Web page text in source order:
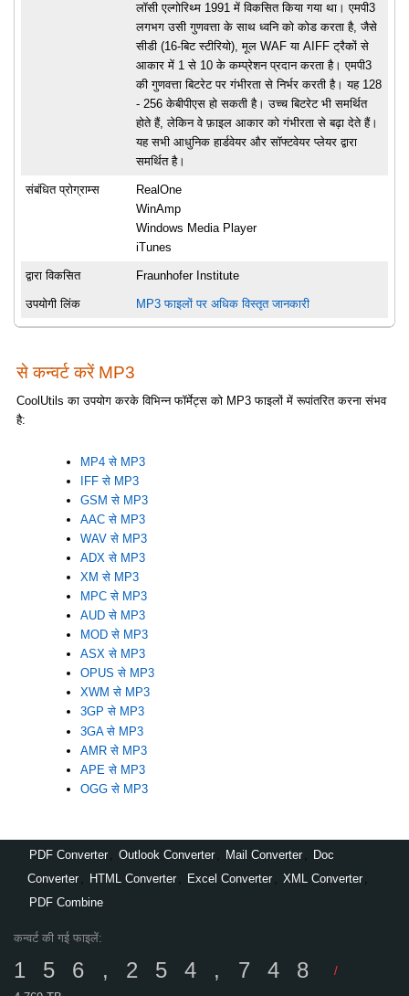
लॉसी एल्गोरिथ्म 1991 में विकसित किया गया था। एमपी3
लगभग उसी गुणवत्ता के साथ ध्वनि को कोड करता है, जैसे
सीडी (16-बिट स्टीरियो), मूल WAF या AIFF ट्रैकों से
आकार में 1 से 10 के कम्प्रेशन प्रदान करता है। एमपी3
की गुणवत्ता बिटरेट पर गंभीरता से निर्भर करती है। यह 128
- 256 केबीपीएस हो सकती है। उच्च बिटरेट भी समर्थित
होते हैं, लेकिन वे फ़ाइल आकार को गंभीरता से बढ़ा देते हैं।
यह सभी आधुनिक हार्डवेयर और सॉफ्टवेयर प्लेयर द्वारा
समर्थित है।
संबंधित प्रोग्राम्स
RealOne
WinAmp
Windows Media Player
iTunes
द्वारा विकसित Fraunhofer Institute
उपयोगी लिंक MP3 फाइलों पर अधिक विस्तृत जानकारी
से कन्वर्ट करें MP3
CoolUtils का उपयोग करके विभिन्न फॉर्मेट्स को MP3 फाइलों में रूपांतरित करना संभव
है:
MP4 से MP3
IFF से MP3
GSM से MP3
AAC से MP3
WAV से MP3
ADX से MP3
XM से MP3
MPC से MP3
AUD से MP3
MOD से MP3
ASX से MP3
OPUS से MP3
XWM से MP3
3GP से MP3
3GA से MP3
AMR से MP3
APE से MP3
OGG से MP3
PDF Converter , Outlook Converter , Mail Converter ,
Doc
Converter , HTML Converter , Excel Converter , XML Converter ,
PDF Combine
कन्वर्ट की गई फाइलें:
156,254,748
/